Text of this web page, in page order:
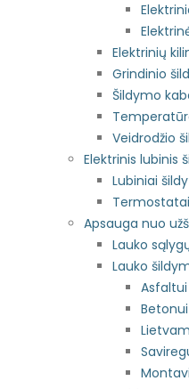
Elektrinių
Grindinio
Šildymo
Veidrodžio
Elektrinis lubinis
Lubiniai
Apsauga nuo
Lauko
Lauko
Asfaltui